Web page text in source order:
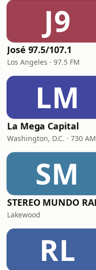
J9
José 97.5/107.1
Los Angeles · 97.5 FM
LM
La Mega Capital
Washington, D.C. · 730 AM
SM
Lakewood
RL